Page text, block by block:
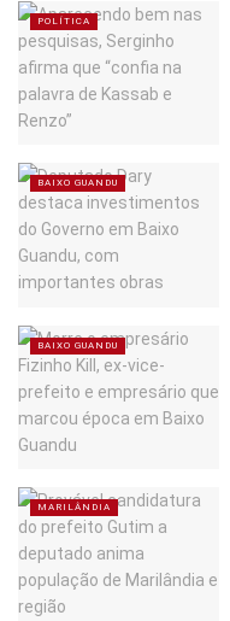
POLÍTICA
BAIXO GUANDU
BAIXO GUANDU
MARILÂNDIA